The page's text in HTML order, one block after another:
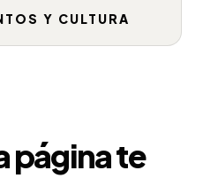
Y CULTURA
página te